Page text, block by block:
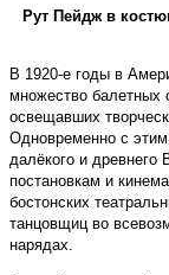
Рут Пейдж в
В 1920-е годы в
множество балетных
освещавших
Одновременно с
далёкого и древнего
постановкам и
бостонских
танцовщиц во
нарядах.